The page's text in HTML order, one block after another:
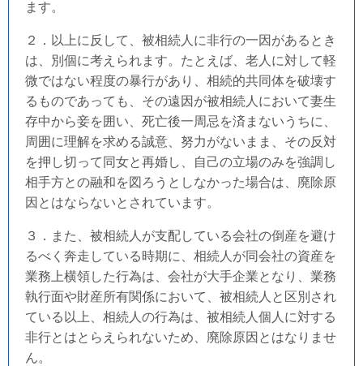
ます。
２．以上に反して、被相続人に非行の一因があるとき
は、別個に考えられます。たとえば、老人に対して軽
微ではない程度の暴行があり、相続的共同体を破壊す
るものであっても、その遠因が被相続人において妻生
存中から妾を囲い、死亡後一周忌を済まないうちに、
周囲に理解を求める誠意、努力がないまま、その反対
を押し切って同女と再婚し、自己の立場のみを強調し
相手方との融和を図ろうとしなかった場合は、廃除原
因とはならないとされています。
３．また、被相続人が支配している会社の倒産を避け
るべく奔走している時期に、相続人が同会社の資産を
業務上横領した行為は、会社が大手企業となり、業務
執行面や財産所有関係において、被相続人と区別され
ている以上、相続人の行為は、被相続人個人に対する
非行とはとらえられないため、廃除原因とはなりませ
ん。